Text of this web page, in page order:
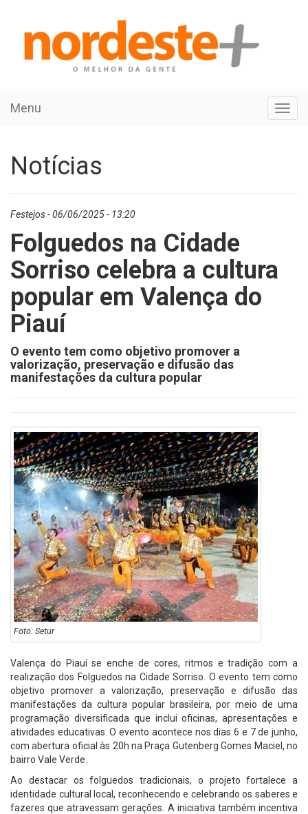
Menu
Notícias
Festejos - 06/06/2025 - 13:20
Folguedos na Cidade
Sorriso celebra a cultura
popular em Valença do
Piauí
O evento tem como objetivo promover a
valorização, preservação e difusão das
manifestações da cultura popular
Foto: Setur
Valença do Piauí se enche de cores, ritmos e tradição com a
realização dos Folguedos na Cidade Sorriso. O evento tem como
objetivo promover a valorização, preservação e difusão das
manifestações da cultura popular brasileira, por meio de uma
programação diversificada que inclui oficinas, apresentações e
atividades educativas. O evento acontece nos dias 6 e 7 de junho,
com abertura oficial às 20h na Praça Gutenberg Gomes Maciel, no
bairro Vale Verde.
Ao destacar os folguedos tradicionais, o projeto fortalece a
identidade cultural local, reconhecendo e celebrando os saberes e
fazeres que atravessam gerações. A iniciativa também incentiva